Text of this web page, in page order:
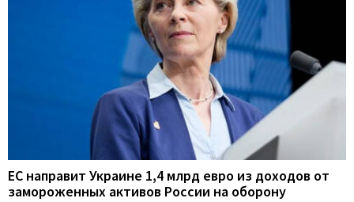
ЕС направит Украине 1,4 млрд евро из доходов от
замороженных активов России на оборону